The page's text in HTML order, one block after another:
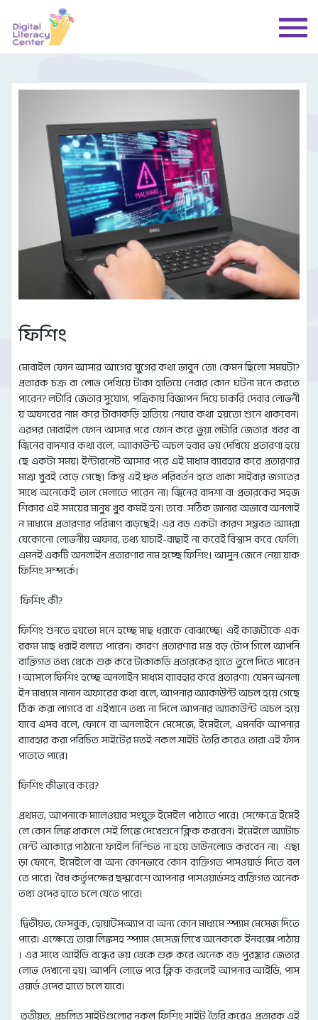
ফিশিং
মোবাইল ফোন আসার আগের যুগের কথা ভাবুন তো! কেমন ছিলো সময়টা?
প্রতারক চক্র বা লোভ দেখিয়ে টাকা হাতিয়ে নেবার কোন ঘটনা মনে করতে
পারেন? লটারি জেতার সুযোগ, পত্রিকায় বিজ্ঞাপন দিয়ে চাকরি দেবার লোভনী
য় অফারের নাম করে টাকাকড়ি হাতিয়ে নেয়ার কথা হয়তো শুনে থাকবেন।
এরপর মোবাইল ফোন আসার পরে ফোন করে ভুয়া লটারি জেতার খবর বা
জ্বিনের বাদশার কথা বলে, অ্যাকাউন্ট অচল হবার ভয় দেখিয়ে প্রতারণা হয়ে
ছে একটা সময়। ইন্টারনেট আসার পরে এই মাধ্যম ব্যাবহার করে প্রতারণার
মাত্রা খুবই বেড়ে গেছে। কিন্তু এই দ্রুত পরিবর্তন হতে থাকা সাইবার জগতের
সাথে অনেকেই তাল মেলাতে পারেন না। জ্বিনের বাদশা বা প্রতারকের সহজ
শিকার এই সময়ের মানুষ খুব কমই হন। তবে সঠিক জানার অভাবে অনলাই
ন মাধ্যমে প্রতারণার পরিমাণ বাড়ছেই। এর বড় একটা কারণ সম্ভবত আমরা
যেকোনো লোভনীয় অফার, তথ্য যাচাই-বাছাই না করেই বিশ্বাস করে ফেলি।
এমনই একটি অনলাইন প্রতারণার নাম হচ্ছে ফিশিং। আসুন জেনে নেয়া যাক
ফিশিং সম্পর্কে।
ফিশিং কী?
ফিশিং শুনতে হয়তো মনে হচ্ছে মাছ ধরাকে বোঝাচ্ছে। এই কাজটাকে এক
রকম মাছ ধরাই বলতে পারেন। কারণ প্রতারণার মস্ত বড় টোপ গিলে আপনি
ব্যক্তিগত তথ্য থেকে শুরু করে টাকাকড়ি প্রতারকের হাতে তুলে দিতে পারেন
! আসলে ফিশিং হচ্ছে অনলাইন মাধ্যম ব্যাবহার করে প্রতারণা। যেমন অনলা
ইন মাধ্যমে নানান অফারের কথা বলে, আপনার অ্যাকাউন্ট অচল হয়ে গেছে
ঠিক করা লাগবে বা এইখানে তথ্য না দিলে আপনার অ্যাকাউন্ট অচল হয়ে
যাবে এসব বলে, ফোনে বা অনলাইনে মেসেজে, ইমেইলে, এমনকি আপনার
ব্যাবহার করা পরিচিত সাইটের মতই নকল সাইট তৈরি করেও তারা এই ফাঁদ
পাততে পারে।
ফিশিং কীভাবে করে?
প্রথমত, আপনাকে ম্যালওয়ার সংযুক্ত ইমেইল পাঠাতে পারে। সেক্ষেত্রে ইমেই
লে কোন লিঙ্ক থাকলে সেই লিঙ্কে দেখেশুনে ক্লিক করবেন। ইমেইলে অ্যাটাচ
মেন্ট আকারে পাঠানো ফাইল নিশ্চিত না হয়ে ডাউনলোড করবেন না। এছা
ড়া ফোনে, ইমেইলে বা অন্য কোনভাবে কোন ব্যক্তিগত পাসওয়ার্ড দিতে বল
তে পারে। বৈধ কর্তৃপক্ষের ছদ্মবেশে আপনার পাসওয়ার্ডসহ ব্যক্তিগত অনেক
তথ্য ওদের হাতে চলে যেতে পারে।
দ্বিতীয়ত, ফেসবুক, হোয়াটসঅ্যাপ বা অন্য কোন মাধ্যমে স্প্যাম মেসেজ দিতে
পারে। এক্ষেত্রে তারা লিঙ্কসহ স্প্যাম মেসেজ লিখে অনেককে ইনবক্সে পাঠায়
। এর সাথে আইডি বন্ধের ভয় থেকে শুরু করে অনেক বড় পুরষ্কার জেতার
লোভ দেখানো হয়। আপনি লোভে পরে ক্লিক করলেই আপনার আইডি, পাস
ওয়ার্ড ওদের হাতে চলে যাবে।